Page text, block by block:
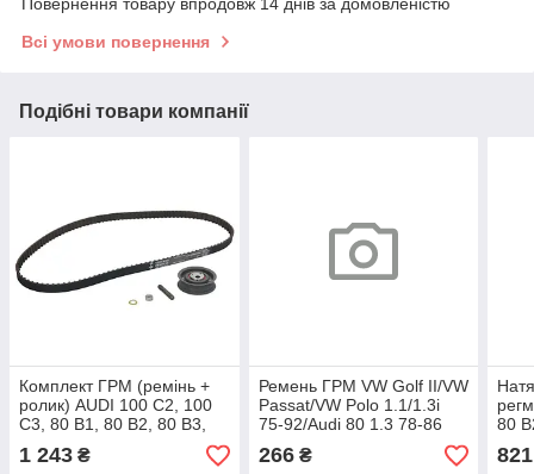
Всі умови повернення
Подібні товари компанії
Комплект ГРМ (ремінь +
ролик) AUDI 100 C2, 100
C3, 80 B1, 80 B2, 80 B3,
80 B4, COUPE B2, COUPE
B3 PORSCHE 924
1 243 ₴
Ремень ГРМ VW Golf II/VW
Passat/VW Polo 1.1/1.3i
75-92/Audi 80 1.3 78-86
(108x19) 1 987 949 067
(BOSCH)
266₴
80
821